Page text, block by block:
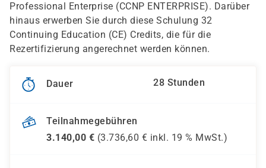
Professional Enterprise (CCNP ENTERPRISE). Darüber
hinaus erwerben Sie durch diese Schulung 32
Continuing Education (CE) Credits, die für die
Rezertifizierung angerechnet werden können.
Dauer 28 Stunden
Teilnahmegebühren
3.140,00 € (3.736,60 € inkl. 19 % MwSt.)